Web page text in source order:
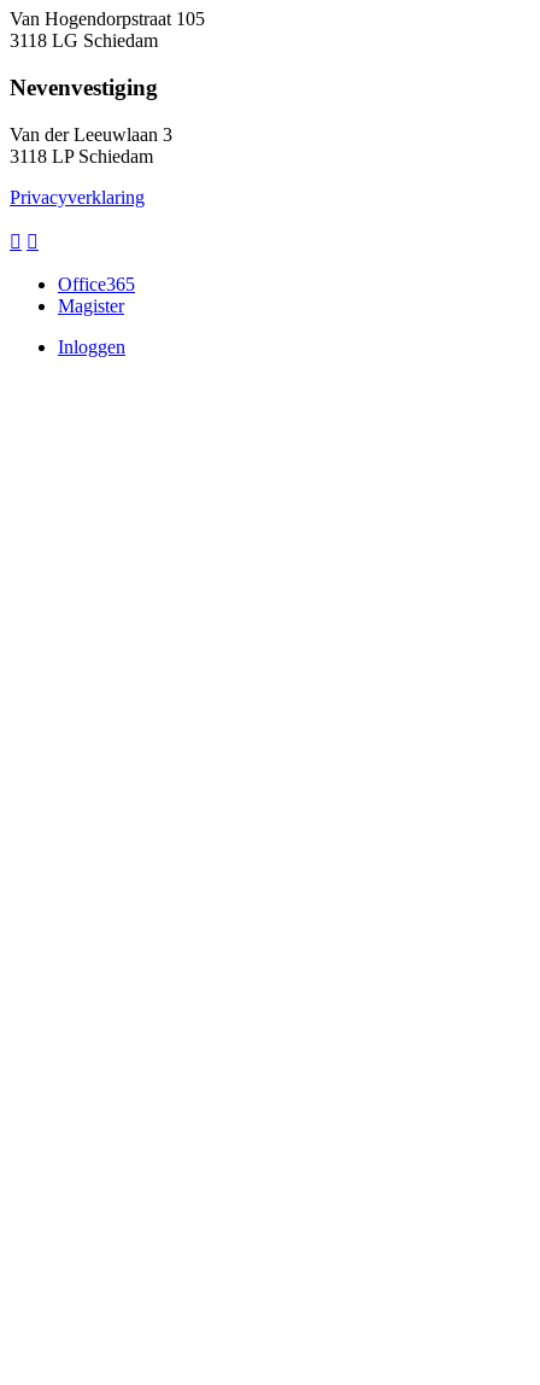
Van Hogendorpstraat 105
3118 LG Schiedam
Nevenvestiging
Van der Leeuwlaan 3
3118 LP Schiedam
Privacyverklaring
 
Office365
Magister
Inloggen